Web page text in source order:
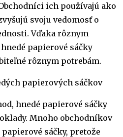
ich používajú ako
svoju vedomosť o
Vďaka rôznym
papierové sáčky
rôznym potrebám.
papierových sáčkov
hnedé papierové sáčky
Mnoho obchodníkov
sáčky, pretože